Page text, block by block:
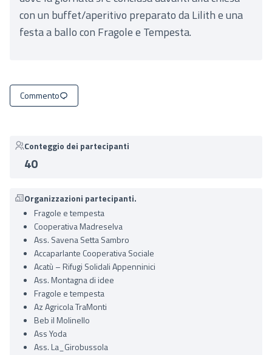
con un buffet/aperitivo preparato da Lilith e una
festa a ballo con Fragole e Tempesta.
Commento
Conteggio dei partecipanti
40
Organizzazioni partecipanti.
Fragole e tempesta
Cooperativa Madreselva
Ass. Savena Setta Sambro
Accaparlante Cooperativa Sociale
Acatù – Rifugi Solidali Appenninici
Ass. Montagna di idee
Fragole e tempesta
Az Agricola TraMonti
Beb il Molinello
Ass Yoda
Ass. La_Girobussola